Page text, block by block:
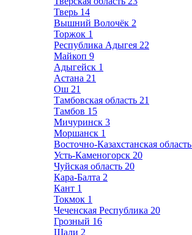
Тверь 14
Вышний Волочёк 2
Торжок 1
Республика Адыгея 22
Майкоп 9
Адыгейск 1
Астана 21
Ош 21
Тамбовская область 21
Тамбов 15
Мичуринск 3
Моршанск 1
Восточно-Казахстанская область
Усть-Каменогорск 20
Чуйская область 20
Кара-Балта 2
Кант 1
Токмок 1
Чеченская Республика 20
Грозный 16
Шали 2